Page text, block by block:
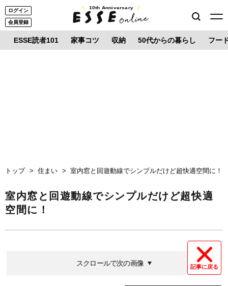
ログイン
会員登録
10th Anniversary
ESSE読者101 家事コツ 収納 50代からの暮らし フー
トップ 住まい 室内窓と回遊動線でシンプルだけど超快適空間に！
室内窓と回遊動線でシンプルだけど超快適
空間に！
記事に戻る
スクロールで次の画像